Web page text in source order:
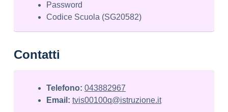
Password
Codice Scuola (SG20582)
Contatti
Telefono: 043882967
Email: tvis00100q@istruzione.it